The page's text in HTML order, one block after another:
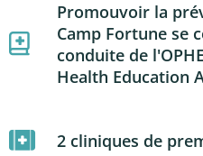
Promouvoir la
Camp Fortune se
conduite de
Health Education
2 cliniques de